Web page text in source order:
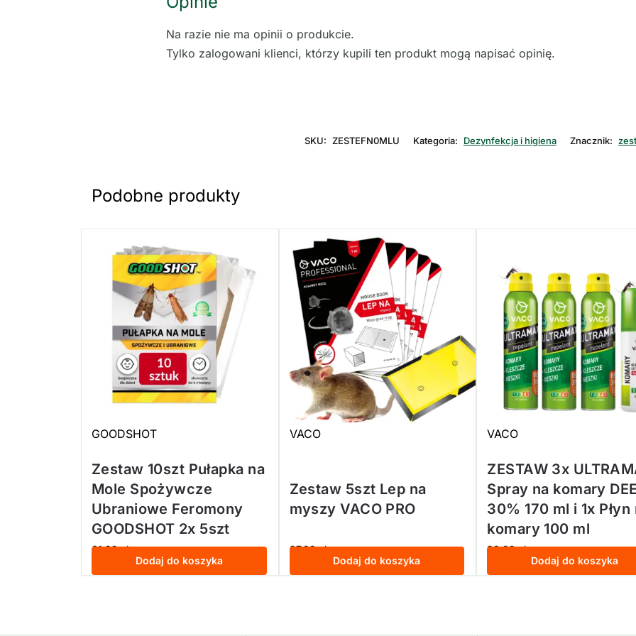
Na razie nie ma opinii o produkcie.
Tylko zalogowani klienci, którzy kupili ten produkt mogą napisać opinię.
SKU: ZESTEFN0MLU Kategoria: Dezynfekcja i higiena Znacznik:
Podobne produkty
GOODSHOT
Zestaw 10szt Pułapka na
Mole Spożywcze
Ubraniowe Feromony
GOODSHOT 2x 5szt
61,99zł
Dodaj do koszyka
VACO
Zestaw 5szt Lep na
myszy VACO PRO
27,99zł
Dodaj do koszyka
VACO
ZESTAW 3x
Spray na komary
30% 170 ml i 1x Płyn
komary 100 ml
98,99zł
Dodaj do koszyka